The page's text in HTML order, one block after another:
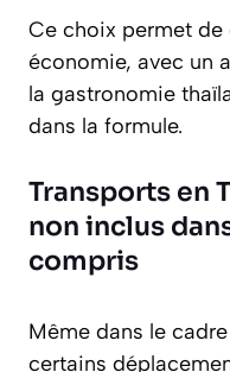
Ce choix permet
économie, avec un
la gastronomie
dans la formule.
Transports en
non inclus
compris
Même dans le
certains